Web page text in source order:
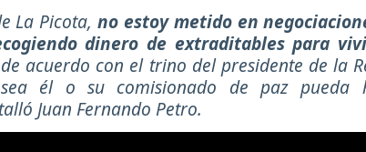
La Picota, no estoy metido en
dinero de extraditables para
acuerdo con el trino del presidente de la
él o su comisionado de paz pueda
Juan Fernando Petro.